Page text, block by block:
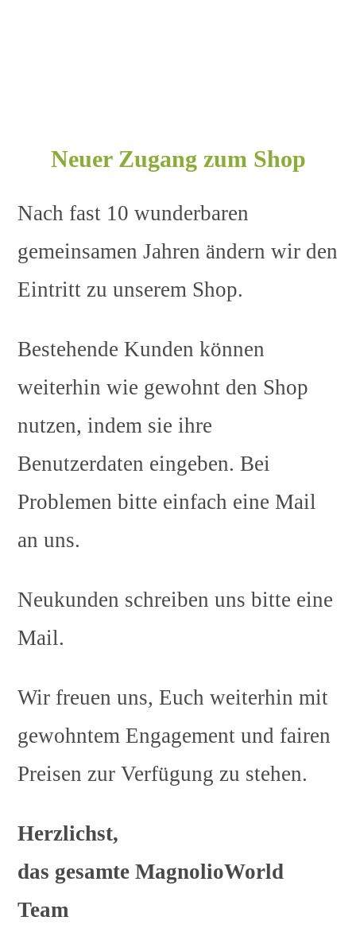
Neuer Zugang zum Shop
Nach fast 10 wunderbaren
gemeinsamen Jahren ändern wir den
Eintritt zu unserem Shop.
Bestehende Kunden können
weiterhin wie gewohnt den Shop
nutzen, indem sie ihre
Benutzerdaten eingeben. Bei
Problemen bitte einfach eine Mail
an uns.
Neukunden schreiben uns bitte eine
Mail.
Wir freuen uns, Euch weiterhin mit
gewohntem Engagement und fairen
Preisen zur Verfügung zu stehen.
Herzlichst,
das gesamte MagnolioWorld
Team